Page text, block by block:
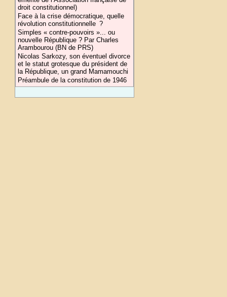
droit constitutionnel)
Face à la crise démocratique, quelle
révolution constitutionnelle ?
Simples « contre-pouvoirs »... ou
nouvelle République ? Par Charles
Arambourou (BN de PRS)
Nicolas Sarkozy, son éventuel divorce
et le statut grotesque du président de
la République, un grand Mamamouchi
Préambule de la constitution de 1946